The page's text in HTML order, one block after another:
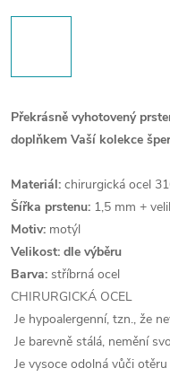
Překrásně vyhotovený
doplňkem Vaší kolekce
Materiál: chirurgická ocel
Šířka prstenu: 1,5 mm +
Motiv: motýl
Velikost: dle výběru
Barva: stříbrná ocel
CHIRURGICKÁ OCEL
Je hypoalergenní, tzn., že
Je barevně stálá, nemění
Je vysoce odolná vůči